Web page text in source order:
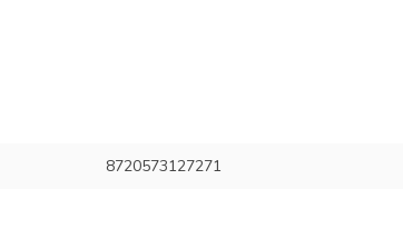
8720573127271